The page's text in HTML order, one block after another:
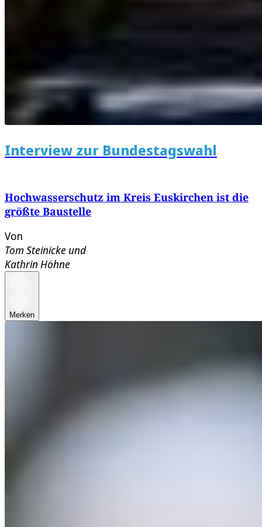
Interview zur Bundestagswahl
Hochwasserschutz im Kreis Euskirchen ist die
größte Baustelle
Von
Tom Steinicke und
Kathrin Höhne
Merken